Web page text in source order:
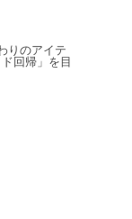
りのアイテ
回帰」を目